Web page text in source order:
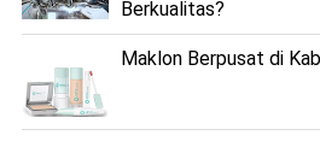
Berkualitas?
Maklon Berpusat di